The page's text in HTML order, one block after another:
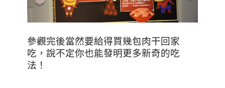
參觀完後當然要給得買幾包肉干回家
吃，說不定你也能發明更多新奇的吃
法！